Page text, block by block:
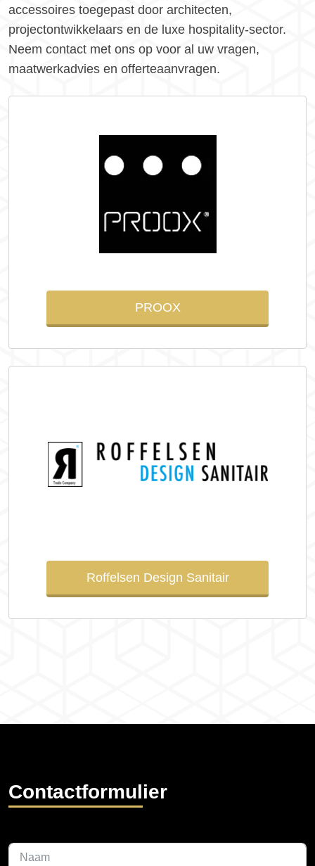
accessoires toegepast door architecten,
projectontwikkelaars en de luxe hospitality-sector.
Neem contact met ons op voor al uw vragen,
maatwerkadvies en offerteaanvragen.
PROOX
Roffelsen Design Sanitair
Contactformulier